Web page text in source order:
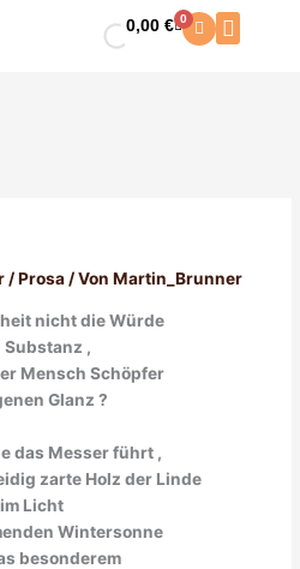
0,00€ 0
Warenkorb
/Prosa/ VonMartin_Brunner
nicht die Würde
Substanz ,
Mensch Schöpfer
Glanz ?
das Messer führt ,
zarte Holz der Linde
im Licht
Wintersonne
besonderem